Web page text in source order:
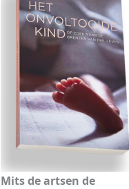
Mits de artsen de